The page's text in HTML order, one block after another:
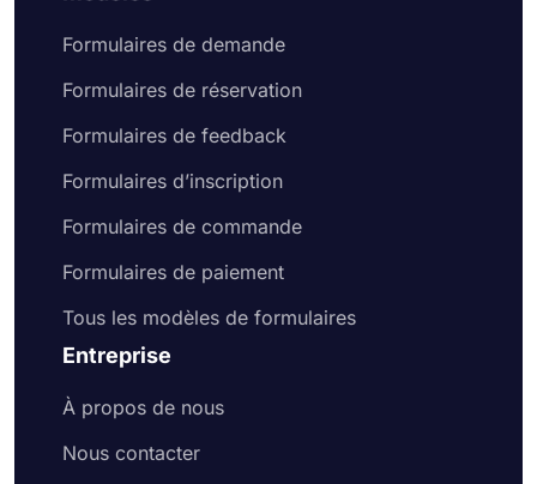
Formulaires de demande
Formulaires de réservation
Formulaires de feedback
Formulaires d’inscription
Formulaires de commande
Formulaires de paiement
Tous les modèles de formulaires
Entreprise
À propos de nous
Nous contacter